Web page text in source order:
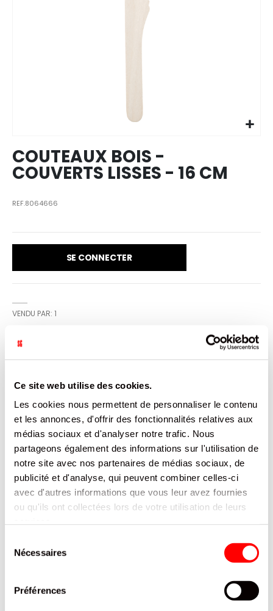
Ce site web utilise des cookies.
Les cookies nous permettent de personnaliser le contenu
et les annonces, d'offrir des fonctionnalités relatives aux
médias sociaux et d'analyser notre trafic. Nous
partageons également des informations sur l'utilisation de
notre site avec nos partenaires de médias sociaux, de
publicité et d'analyse, qui peuvent combiner celles-ci
avec d'autres informations que vous leur avez fournies
ou qu'ils ont collectées lors de votre utilisation de leurs
Nécessaires
Préférences
images
gallery
COUTEAUX BOIS -
COUVERTS LISSES - 16 CM
REF.8064666
SE CONNECTER
VENDU PAR: 1
INFORMATION
Couteau réutilisable en bois. Idéal pour les repas et
déjeuners en extérieur.
CARACTÉRISTIQUES
DOCUMENTATION
PRODUITS QUI POURRAIENT VOUS